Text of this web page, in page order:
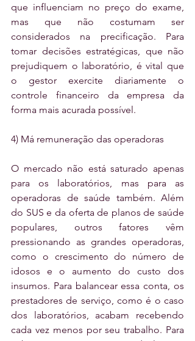
que influenciam no preço do exame,
mas que não costumam ser
considerados na precificação. Para
tomar decisões estratégicas, que não
prejudiquem o laboratório, é vital que
o gestor exercite diariamente o
controle financeiro da empresa da
forma mais acurada possível.
4) Má remuneração das operadoras
O mercado não está saturado apenas
para os laboratórios, mas para as
operadoras de saúde também. Além
do SUS e da oferta de planos de saúde
populares, outros fatores vêm
pressionando as grandes operadoras,
como o crescimento do número de
idosos e o aumento do custo dos
insumos. Para balancear essa conta, os
prestadores de serviço, como é o caso
dos laboratórios, acabam recebendo
cada vez menos por seu trabalho. Para